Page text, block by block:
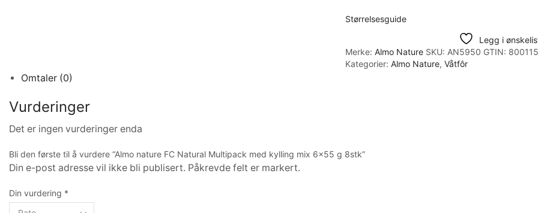
Størrelsesguide
Legg i
Merke: Almo Nature SKU: AN5950 GTIN:
Kategorier: Almo Nature, Våtfôr
Omtaler (0)
Vurderinger
Det er ingen vurderinger enda
Bli den første til å vurdere “Almo nature FC Natural Multipack med kylling mix 6×55 g 8stk”
Din e-post adresse vil ikke bli publisert. Påkrevde felt er markert.
Din vurdering *